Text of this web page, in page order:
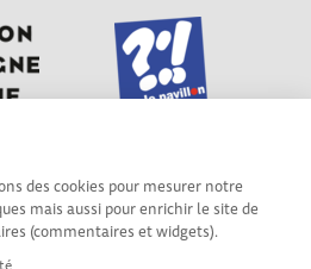
des cookies pour mesurer notre
mais aussi pour enrichir le site de
(commentaires et widgets).
Echosciences ? Écrivez vos
de la plateforme